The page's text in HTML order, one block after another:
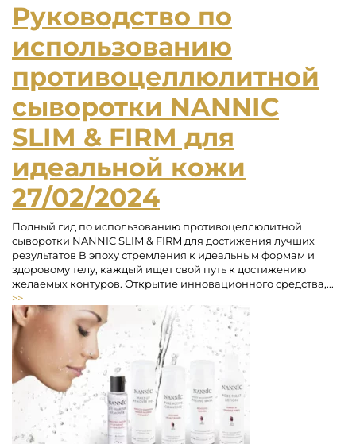
Руководство по
использованию
противоцеллюлитной
сыворотки NANNIC
SLIM & FIRM для
идеальной кожи
27/02/2024
Полный гид по использованию противоцеллюлитной
сыворотки NANNIC SLIM & FIRM для достижения лучших
результатов В эпоху стремления к идеальным формам и
здоровому телу, каждый ищет свой путь к достижению
желаемых контуров. Открытие инновационного средства,...
>>